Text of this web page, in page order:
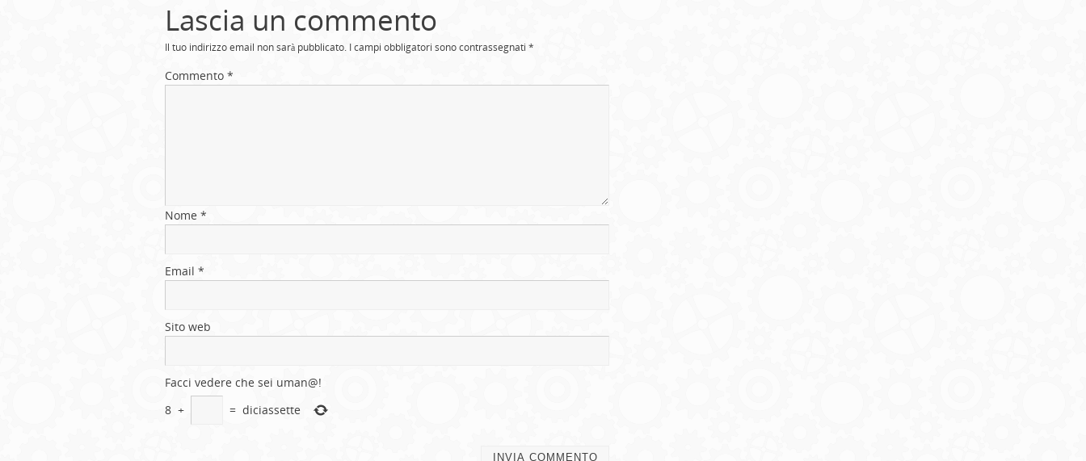
Lascia un commento
Il tuo indirizzo email non sarà pubblicato. I campi obbligatori sono contrassegnati *
Commento *
Nome *
Email *
Sito web
Facci vedere che sei uman@!
8 + = diciassette